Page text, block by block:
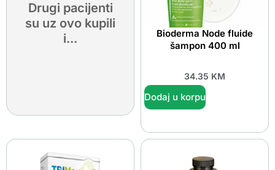
Drugi pacijenti
su uz ovo kupili
i...
Bioderma Node fluide
šampon 400 ml
34.35 KM
Dodaj u korpu